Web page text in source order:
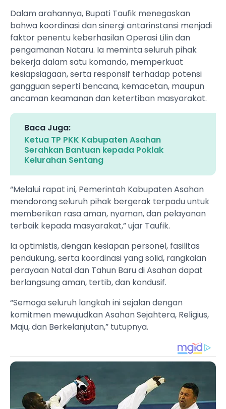
Dalam arahannya, Bupati Taufik menegaskan
bahwa koordinasi dan sinergi antarinstansi menjadi
faktor penentu keberhasilan Operasi Lilin dan
pengamanan Nataru. Ia meminta seluruh pihak
bekerja dalam satu komando, memperkuat
kesiapsiagaan, serta responsif terhadap potensi
gangguan seperti bencana, kemacetan, maupun
ancaman keamanan dan ketertiban masyarakat.
Baca Juga:
Ketua TP PKK Kabupaten Asahan
Serahkan Bantuan kepada Poklak
Kelurahan Sentang
“Melalui rapat ini, Pemerintah Kabupaten Asahan
mendorong seluruh pihak bergerak terpadu untuk
memberikan rasa aman, nyaman, dan pelayanan
terbaik kepada masyarakat,” ujar Taufik.
Ia optimistis, dengan kesiapan personel, fasilitas
pendukung, serta koordinasi yang solid, rangkaian
perayaan Natal dan Tahun Baru di Asahan dapat
berlangsung aman, tertib, dan kondusif.
“Semoga seluruh langkah ini sejalan dengan
komitmen mewujudkan Asahan Sejahtera, Religius,
Maju, dan Berkelanjutan,” tutupnya.